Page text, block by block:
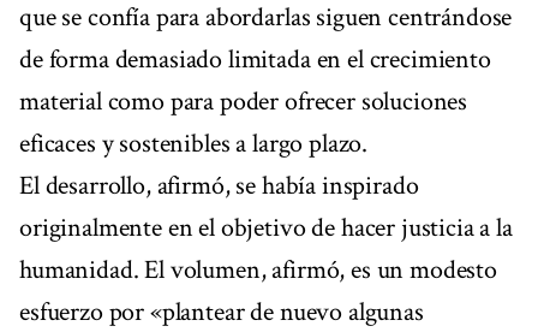
que se confía para abordarlas siguen centrándose
de forma demasiado limitada en el crecimiento
material como para poder ofrecer soluciones
eficaces y sostenibles a largo plazo.
El desarrollo, afirmó, se había inspirado
originalmente en el objetivo de hacer justicia a la
humanidad. El volumen, afirmó, es un modesto
esfuerzo por «plantear de nuevo algunas